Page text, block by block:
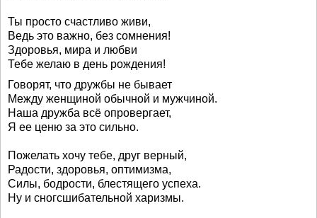
Ты просто счастливо живи,
Ведь это важно, без сомнения!
Здоровья, мира и любви
Тебе желаю в день рождения!
Говорят, что дружбы не бывает
Между женщиной обычной и мужчиной.
Наша дружба всё опровергает,
Я ее ценю за это сильно.
Пожелать хочу тебе, друг верный,
Радости, здоровья, оптимизма,
Силы, бодрости, блестящего успеха.
Ну и сногсшибательной харизмы.